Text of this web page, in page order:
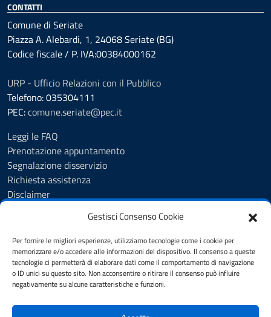
Gestisci Consenso Cookie
Per fornire le migliori esperienze, utilizziamo tecnologie come i cookie per
memorizzare e/o accedere alle informazioni del dispositivo. Il consenso a queste
tecnologie ci permetterà di elaborare dati come il comportamento di navigazione
o ID unici su questo sito. Non acconsentire o ritirare il consenso può influire
negativamente su alcune caratteristiche e funzioni.
CONTATTI
Comune di Seriate
Piazza A. Alebardi, 1, 24068 Seriate (BG)
Codice fiscale / P. IVA:00384000162
URP - Ufficio Relazioni con il Pubblico
Telefono: 035304111
PEC:comune.seriate@pec.it
Leggi le FAQ
Prenotazione appuntamento
Segnalazione disservizio
Richiesta assistenza
Disclaimer
Cookie Policy
Informativa privacy
Dichiarazione di accessibilità
Note legali